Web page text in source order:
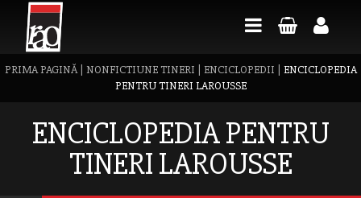
PRIMA PAGINĂ| NONFICTIUNE TINERI ENCICLOPEDII
ENCICLOPEDIA
PENTRU TINERI LAROUSSE
ENCICLOPEDIA PENTRU
TINERI LAROUSSE